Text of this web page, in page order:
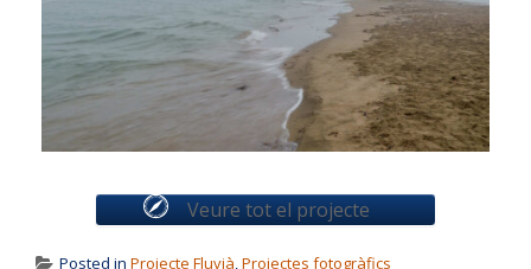
Veure tot el projecte
Posted in Projecte Fluvià Projectes fotogràfics